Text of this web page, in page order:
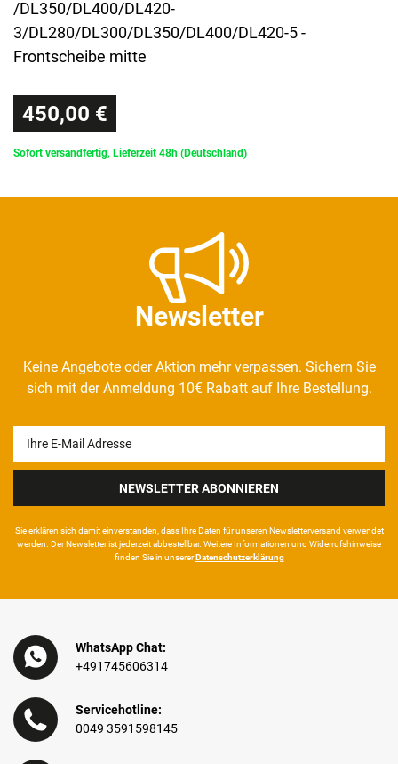
/DL350/DL400/DL420-
3/DL280/DL300/DL350/DL400/DL420-5 -
Frontscheibe mitte
450,00 €
Sofort versandfertig, Lieferzeit 48h (Deutschland)
Newsletter
Keine Angebote oder Aktion mehr verpassen. Sichern Sie
sich mit der Anmeldung 10€ Rabatt auf Ihre Bestellung.
Honig
NEWSLETTER ABONNIEREN
Sie erklären sich damit ein­ver­standen, dass Ihre Da­ten für unseren News­letter­versand ver­wen­det
werden. Der News­letter ist jeder­zeit ab­bestel­lbar. Weitere Infor­mationen und Wider­rufshin­weise
finden Sie in unsererDaten­schutz­erklärung
WhatsApp Chat:
+491745606314
Servicehotline:
0049 3591598145